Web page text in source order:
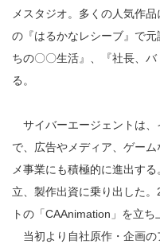
メスタジオ。多くの人気作
の『はるかなレシーブ』で
ちの〇〇生活』、『社長、
る。
サイバーエージェントは、
で、広告やメディア、ゲー
メ事業にも積極的に進出す
立、製作出資に乗り出した
トの「CAAnimation」を立ち
当初より自社原作・企画の